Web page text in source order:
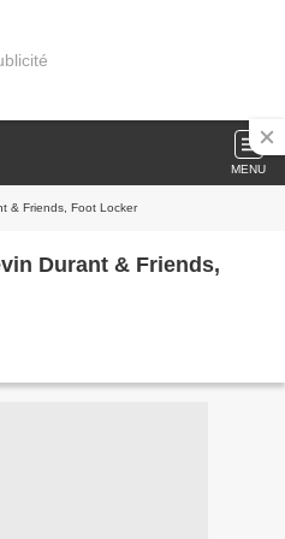
MENU
& Friends, Foot Locker
Durant & Friends,